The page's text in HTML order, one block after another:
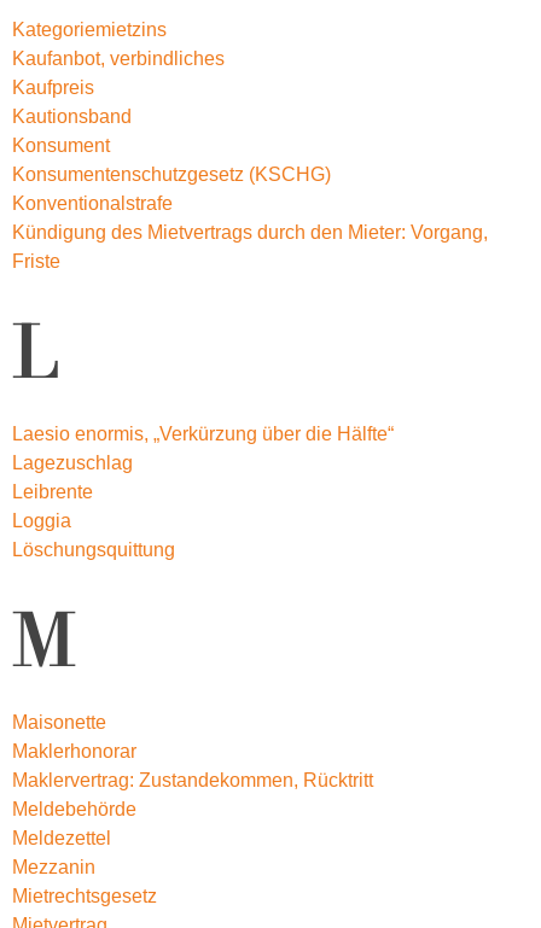
Kategoriemietzins
Kaufanbot, verbindliches
Kaufpreis
Kautionsband
Konsument
Konsumentenschutzgesetz (KSCHG)
Konventionalstrafe
Kündigung des Mietvertrags durch den Mieter: Vorgang,
Friste
L
Laesio enormis, „Verkürzung über die Hälfte“
Lagezuschlag
Leibrente
Loggia
Löschungsquittung
M
Maisonette
Maklerhonorar
Maklervertrag: Zustandekommen, Rücktritt
Meldebehörde
Meldezettel
Mezzanin
Mietrechtsgesetz